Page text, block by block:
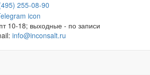
255-08-90
10-18; выходные - по записи
info@inconsalt.ru